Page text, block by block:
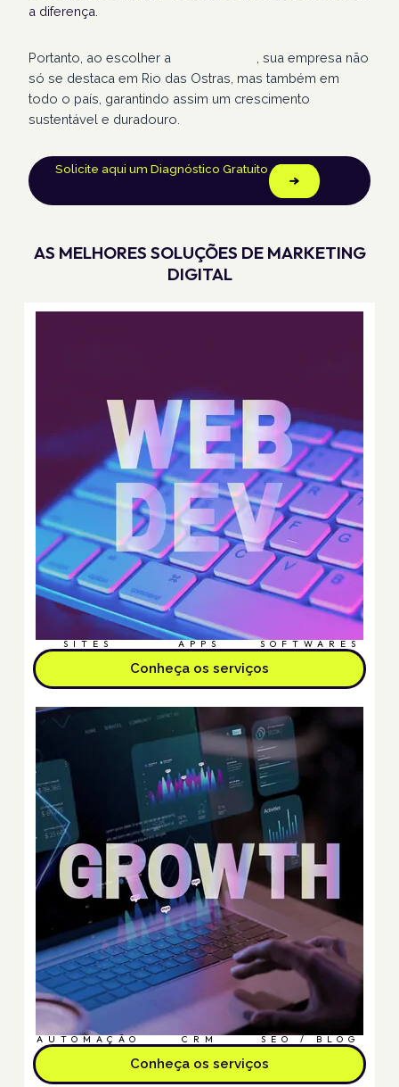
a diferença.
Portanto, ao escolher a
, sua empresa não
só se destaca em Rio das Ostras, mas também em
todo o país, garantindo assim um crescimento
sustentável e duradouro.
Solicite aqui um Diagnóstico Gratuito
AS MELHORES SOLUÇÕES DE MARKETING
DIGITAL
SITES APPS SOFTWARES
Conheça os serviços
AUTOMAÇÃO CRM SEO / BLOG
Conheça os serviços